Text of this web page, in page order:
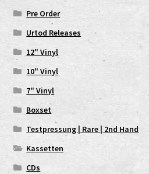
Pre Order
Urtod Releases
12" Vinyl
10" Vinyl
7" Vinyl
Boxset
Testpressung | Rare | 2nd Hand
Kassetten
CDs